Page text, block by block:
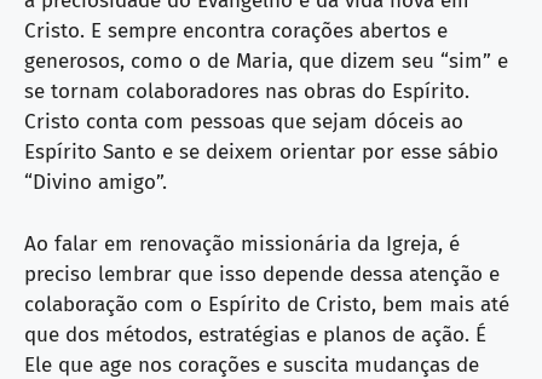
Cristo. E sempre encontra corações abertos e
generosos, como o de Maria, que dizem seu “sim” e
se tornam colaboradores nas obras do Espírito.
Cristo conta com pessoas que sejam dóceis ao
Espírito Santo e se deixem orientar por esse sábio
“Divino amigo”.
Ao falar em renovação missionária da Igreja, é
preciso lembrar que isso depende dessa atenção e
colaboração com o Espírito de Cristo, bem mais até
que dos métodos, estratégias e planos de ação. É
Ele que age nos corações e suscita mudanças de